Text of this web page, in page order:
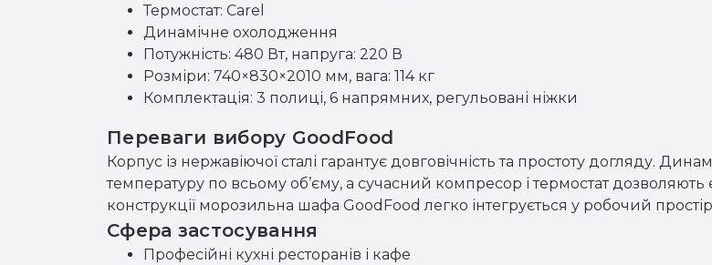
Термостат: Carel
Динамічне охолодження
Потужність: 480 Вт, напруга: 220 В
Розміри: 740×830×2010 мм, вага: 114 кг
Комплектація: 3 полиці, 6 напрямних, регульовані ніжки
Переваги вибору GoodFood
Корпус із нержавіючої сталі гарантує довговічність та простоту догляду.
температуру по всьому об’єму, а сучасний компресор і термостат
конструкції морозильна шафа GoodFood легко інтегрується у робочий простір
Сфера застосування
Професійні кухні ресторанів і кафе